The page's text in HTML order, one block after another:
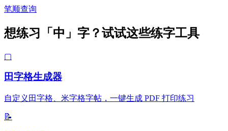
笔顺查询
想练习「中」字？试试这些练字工具
▢
田字格生成器
自定义田字格、米字格字帖，一键生成 PDF 打印练习
📝